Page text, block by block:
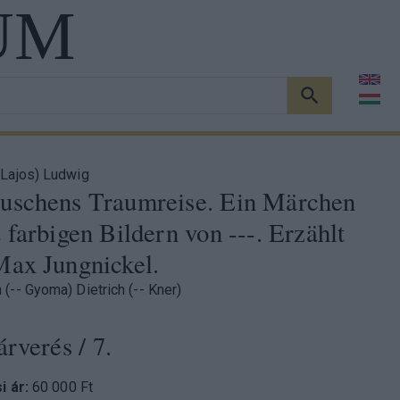
KERESÉS
Ludwig
Traumreise. Ein Märchen
farbigen Bildern von ---. Erzählt
Jungnickel.
(-- Gyoma) Dietrich (-- Kner)
/ 7.
ár: 60 000 Ft